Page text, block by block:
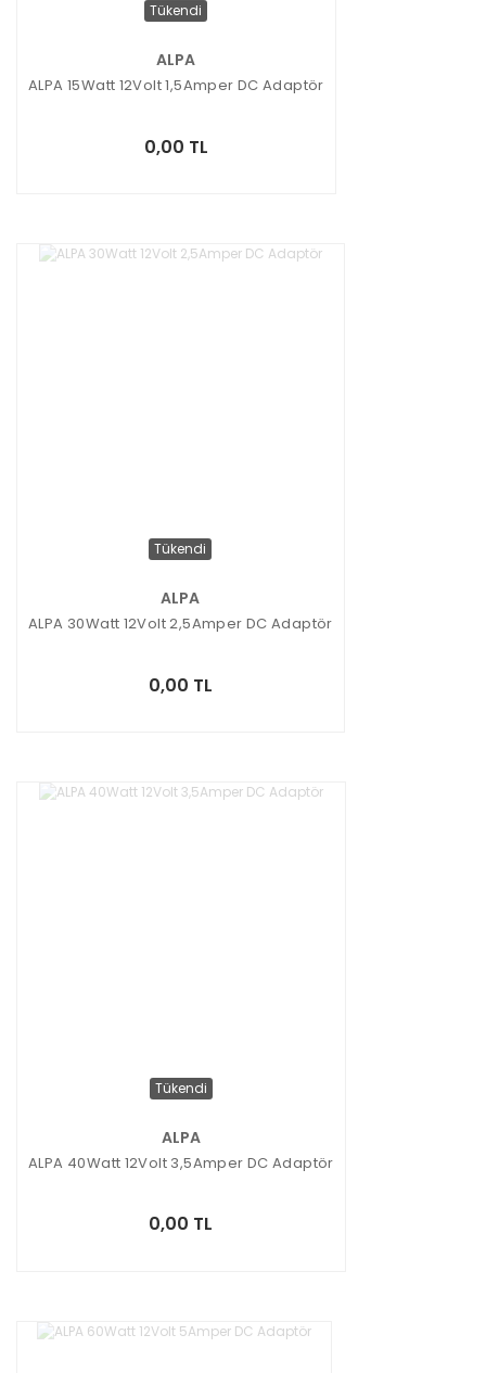
Tükendi
ALPA
ALPA 15Watt 12Volt 1,5Amper DC Adaptör
0,00 TL
Tükendi
ALPA
ALPA 30Watt 12Volt 2,5Amper DC Adaptör
0,00 TL
Tükendi
ALPA
ALPA 40Watt 12Volt 3,5Amper DC Adaptör
0,00 TL